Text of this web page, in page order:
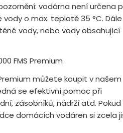
vodárna není určena
o max. teplotě 35 °C.
vody, nebo vody obsahující
FMS Premium
můžete koupit v našem
se efektivní pomoc při
zásobníků, nádrží atd.
domácích vodáren si zcela